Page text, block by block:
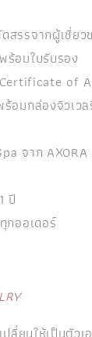
สรรจากผู้เชี่ย
อมใบรับรอง
of
อมกล่องจิวเว
จาก
ปี
กออเดอร์